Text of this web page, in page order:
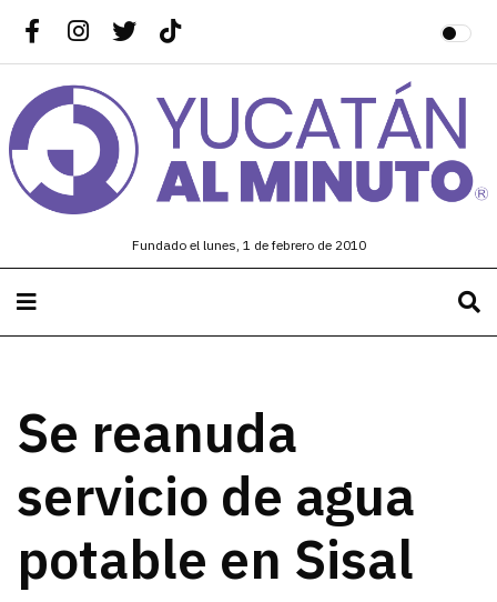
Fundado el lunes, 1 de febrero de 2010
Se reanuda
servicio de agua
potable en Sisal